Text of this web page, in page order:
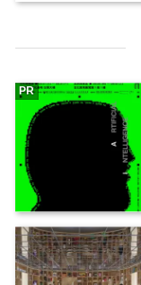
PR